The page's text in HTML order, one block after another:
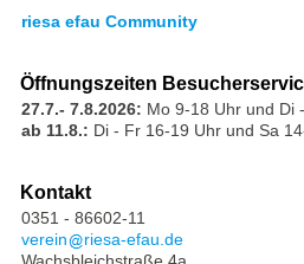
riesa efau Community
Öffnungszeiten
27.7.- 7.8.2026: Mo 9-18 Uhr und Di
ab 11.8.: Di - Fr 16-19 Uhr und Sa
Kontakt
0351 - 86602-11
verein
riesa-efau.de